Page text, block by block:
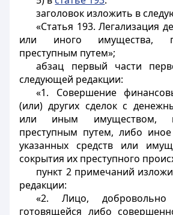
заголовок изложить в
«Статья 193. Легализация
или иного имущества,
преступным путем»;
абзац первый части
следующей редакции:
«1. Совершение
(или) других сделок с
или иным имуществом,
преступным путем, либо
указанных средств или
сокрытия их преступного
пункт 2 примечаний
редакции:
«2. Лицо,
готовящейся либо